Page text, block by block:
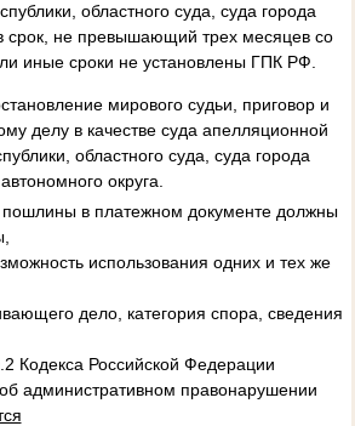
областного суда, суда города
срок, не превышающий трех месяцев со
иные сроки не установлены ГПК РФ.
мирового судьи, приговор и
делу в качестве суда апелляционной
областного суда, суда города
округа.
пошлины в платежном документе должны
использования одних и тех же
дело, категория спора, сведения
Кодекса Российской Федерации
административном правонарушении